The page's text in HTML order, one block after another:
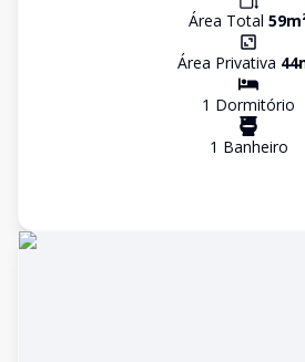
Área Total 59
Área Privativa 44
1 Dormitório
1 Banheiro